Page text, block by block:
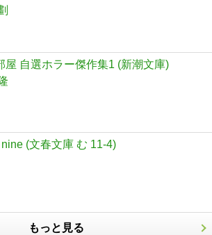
屋 自選ホラー傑作集1 (新潮文庫)
(文春文庫 む 11-4)
もっと見る